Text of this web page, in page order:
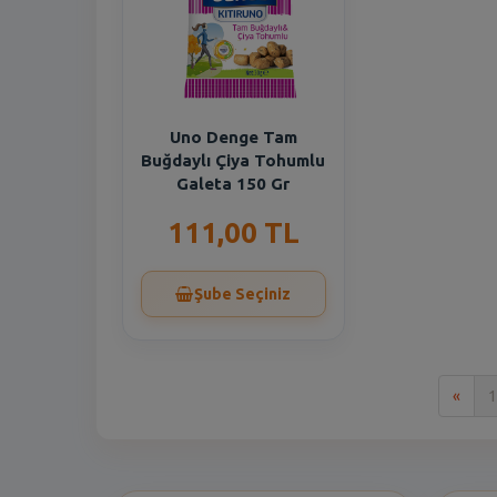
Uno Denge Tam
Buğdaylı Çiya Tohumlu
Galeta 150 Gr
111,00 TL
Şube Seçiniz
« 1